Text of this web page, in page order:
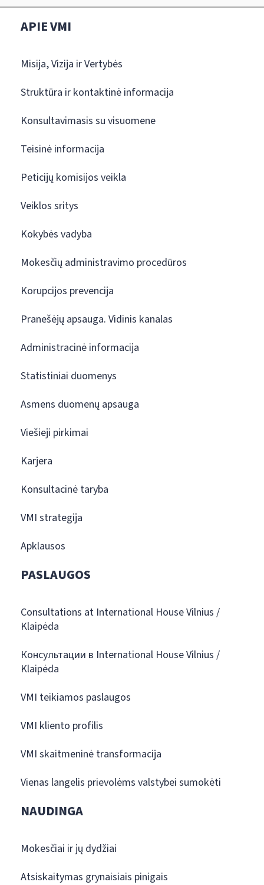
APIE VMI
Misija, Vizija ir Vertybės
Struktūra ir kontaktinė informacija
Konsultavimasis su visuomene
Teisinė informacija
Peticijų komisijos veikla
Veiklos sritys
Kokybės vadyba
Mokesčių administravimo procedūros
Korupcijos prevencija
Pranešėjų apsauga. Vidinis kanalas
Administracinė informacija
Statistiniai duomenys
Asmens duomenų apsauga
Viešieji pirkimai
Karjera
Konsultacinė taryba
VMI strategija
Apklausos
PASLAUGOS
Consultations at International House Vilnius /
Klaipėda
Консультации в International House Vilnius /
Klaipėda
VMI teikiamos paslaugos
VMI kliento profilis
VMI skaitmeninė transformacija
Vienas langelis prievolėms valstybei sumokėti
NAUDINGA
Mokesčiai ir jų dydžiai
Atsiskaitymas grynaisiais pinigais